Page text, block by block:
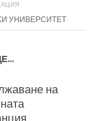
УНИВЕРСИТЕТ
на